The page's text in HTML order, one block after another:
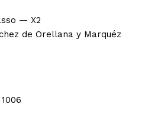
— X2
de Orellana y Marquéz